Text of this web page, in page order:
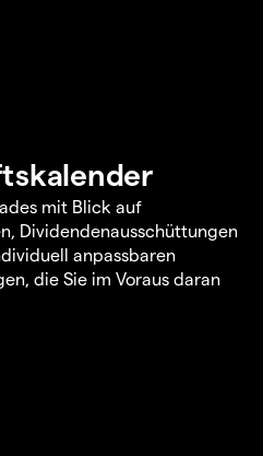
mit Blick auf
Dividendenausschüttungen
anpassbaren
die Sie im Voraus daran